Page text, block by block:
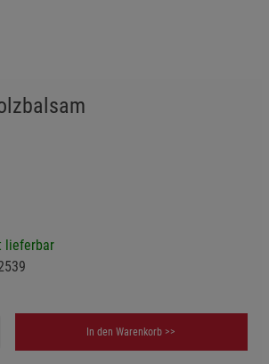
lieferbar
In den Warenkorb >>